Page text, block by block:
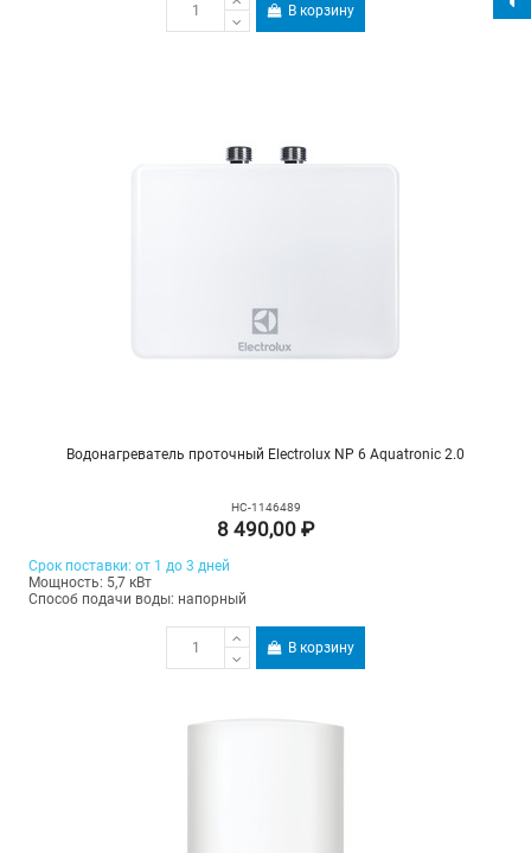
В корзину
Водонагреватель проточный Electrolux NP 6 Aquatronic 2.0
НС-1146489
8 490,00 ₽
Срок поставки: от 1 до 3 дней
Мощность: 5,7 кВт
Способ подачи воды: напорный
В корзину